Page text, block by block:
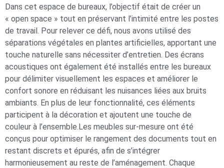
Dans cet espace de bureaux, l’objectif était de créer un
« open space » tout en préservant l’intimité entre les postes
de travail. Pour relever ce défi, nous avons utilisé des
séparations végétales en plantes artificielles, apportant une
touche naturelle sans nécessiter d’entretien. Des écrans
acoustiques ont également été installés entre les bureaux
pour délimiter visuellement les espaces et améliorer le
confort sonore en réduisant les nuisances liées aux bruits
ambiants. En plus de leur fonctionnalité, ces éléments
participent à la décoration et ajoutent une touche de
couleur à l’ensemble.Les meubles sur-mesure ont été
conçus pour optimiser le rangement des documents tout en
restant discrets et épurés, afin de s’intégrer
harmonieusement au reste de l’aménagement. Chaque